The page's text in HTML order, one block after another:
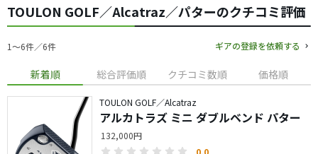
TOULON GOLF／Alcatraz／パターのクチコミ評価
1〜6件／6件 ギアの登録を依頼する
新着順 総合評価順 クチコミ数順 価格順
TOULON GOLF／Alcatraz
アルカトラズ ミニ ダブルベンド パター
132,000円
0.0